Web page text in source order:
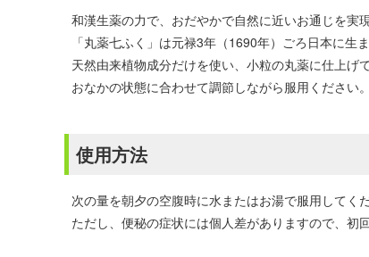
和漢生薬の力で、おだやかで自然に近いお通じを実
「丸薬七ふく」は元禄3年（1690年）ごろ日本に生
天然由来植物成分だけを使い、小粒の丸薬に仕上げて
おなかの状態に合わせて調節しながら服用ください。
使用方法
次の量を朝夕の空腹時に水またはお湯で服用してく
ただし、便秘の症状には個人差がありますので、